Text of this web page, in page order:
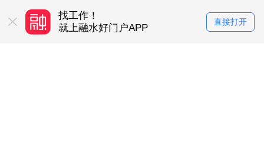
平台
找工作！
就上融水好门户APP
买房卖房！
就上融水好门
直接打开